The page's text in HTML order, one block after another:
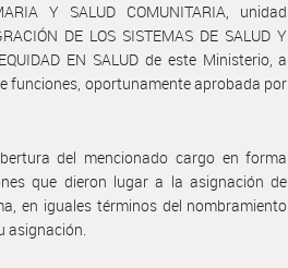
Y SALUD COMUNITARIA, unidad
DE LOS SISTEMAS DE SALUD Y
EN SALUD de este Ministerio, a
funciones, oportunamente aprobada por
del mencionado cargo en forma
que dieron lugar a la asignación de
en iguales términos del nombramiento
asignación.